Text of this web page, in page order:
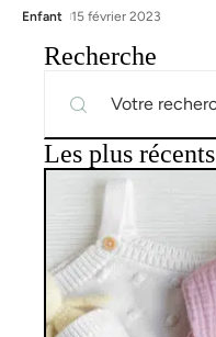
Enfant 15 février 2023
Recherche
Les plus récents